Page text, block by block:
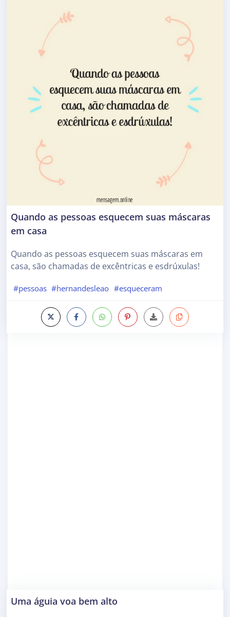
Quando as pessoas esquecem suas máscaras
em casa
Quando as pessoas esquecem suas máscaras em
casa, são chamadas de excêntricas e esdrúxulas!
#pessoas #hernandesleao #esqueceram
Uma águia voa bem alto